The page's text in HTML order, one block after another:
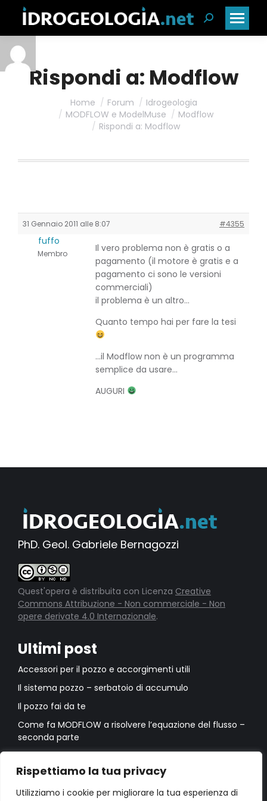
Rispettiamo la tua privacy
Utilizziamo i cookie per migliorare la tua esperienza di
Cerca:
Rispondi a: Modflow
Home Forum
Idrogeologia
MODFLOW e ModelMuse
Modflow
Rispondi a: Modflow
31 Gennaio 2011 alle 8:07 #4355
fuffo
Membro
Il vero problema non è gratis o a
pagamento (il motore è gratis e a
pagamento ci sono le versioni
commerciali)
il problema è un altro…
Quanto tempo hai per fare la tesi
…il Modflow non è un programma
semplice da usare…
AUGURI
PhD. Geol. Gabriele Bernagozzi
Quest'opera è distribuita con Licenza Creative
Commons Attribuzione - Non commerciale - Non
opere derivate 4.0 Internazionale.
Ultimi post
Accessori per il pozzo e accorgimenti utili
Il sistema pozzo – serbatoio di accumulo
Il pozzo fai da te
Come fa MODFLOW a risolvere l’equazione del flusso –
seconda parte
prima parte